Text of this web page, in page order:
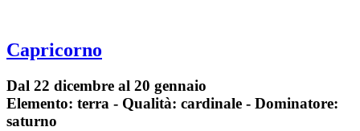
Capricorno
Dal 22 dicembre al 20 gennaio
Elemento: terra - Qualità: cardinale - Dominatore:
saturno